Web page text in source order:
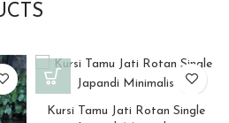
Kursi Tamu Jati Rotan Single